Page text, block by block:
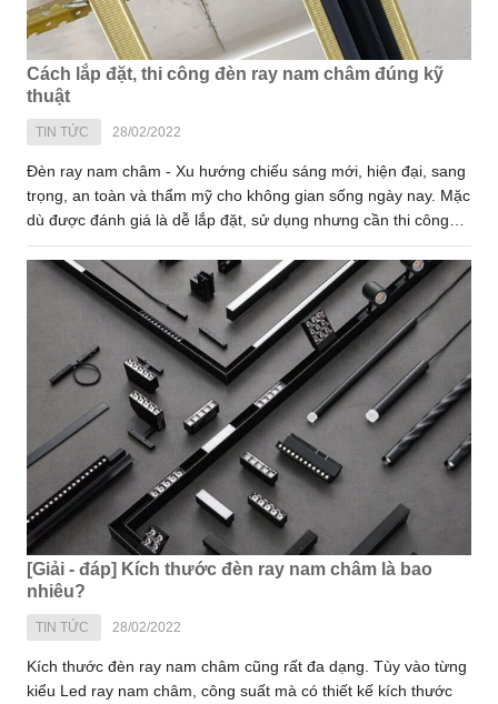
Cách lắp đặt, thi công đèn ray nam châm đúng kỹ
thuật
TIN TỨC 28/02/2022
Đèn ray nam châm - Xu hướng chiếu sáng mới, hiện đại, sang
trọng, an toàn và thẩm mỹ cho không gian sống ngày nay. Mặc
dù được đánh giá là dễ lắp đặt, sử dụng nhưng cần thi công
đúng kỹ thuật thì mới đem lại hiệu quả, độ ổn định cao nhất
cho hệ đèn. Vậy cách lắp đèn ray nam châm như thế nào?
Cùng Virgo Lighting tìm hiểu ngay sau đây nhé!
[Giải - đáp] Kích thước đèn ray nam châm là bao
nhiêu?
TIN TỨC 28/02/2022
Kích thước đèn ray nam châm cũng rất đa dạng. Tùy vào từng
kiểu Led ray nam châm, công suất mà có thiết kế kích thước